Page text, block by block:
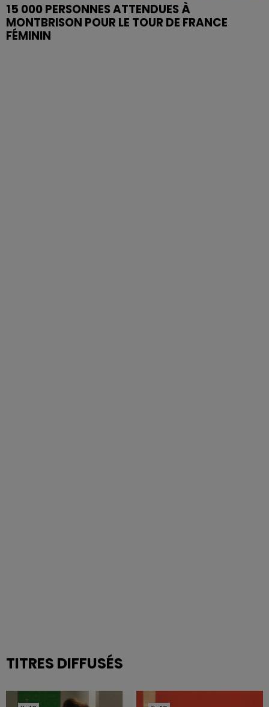
15 000 PERSONNES ATTENDUES À
MONTBRISON POUR LE TOUR DE FRANCE
FÉMININ
TITRES DIFFUSÉS